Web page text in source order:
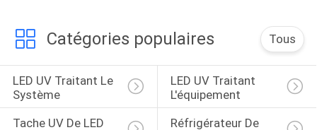
Catégories populaires Tous
LED UV Traitant Le
Système
LED UV Traitant
L'équipement
Tache UV De LED
Réfrigérateur De